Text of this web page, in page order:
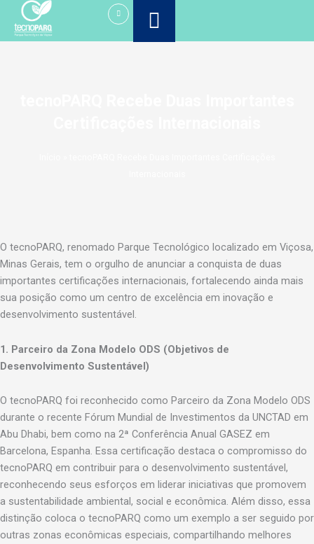
para
o
O tecnoPARQ, renomado Parque Tecnológico localizado em Viçosa,
Minas Gerais, tem o orgulho de anunciar a conquista de duas
importantes certificações internacionais, fortalecendo ainda mais
sua posição como um centro de excelência em inovação e
desenvolvimento sustentável.
1. Parceiro da Zona Modelo ODS (Objetivos de
Desenvolvimento Sustentável)
O tecnoPARQ foi reconhecido como Parceiro da Zona Modelo ODS
durante o recente Fórum Mundial de Investimentos da UNCTAD em
Abu Dhabi, bem como na 2ª Conferência Anual GASEZ em
Barcelona, Espanha. Essa certificação destaca o compromisso do
tecnoPARQ em contribuir para o desenvolvimento sustentável,
reconhecendo seus esforços em liderar iniciativas que promovem
a sustentabilidade ambiental, social e econômica. Além disso, essa
distinção coloca o tecnoPARQ como um exemplo a ser seguido por
outras zonas econômicas especiais, compartilhando melhores